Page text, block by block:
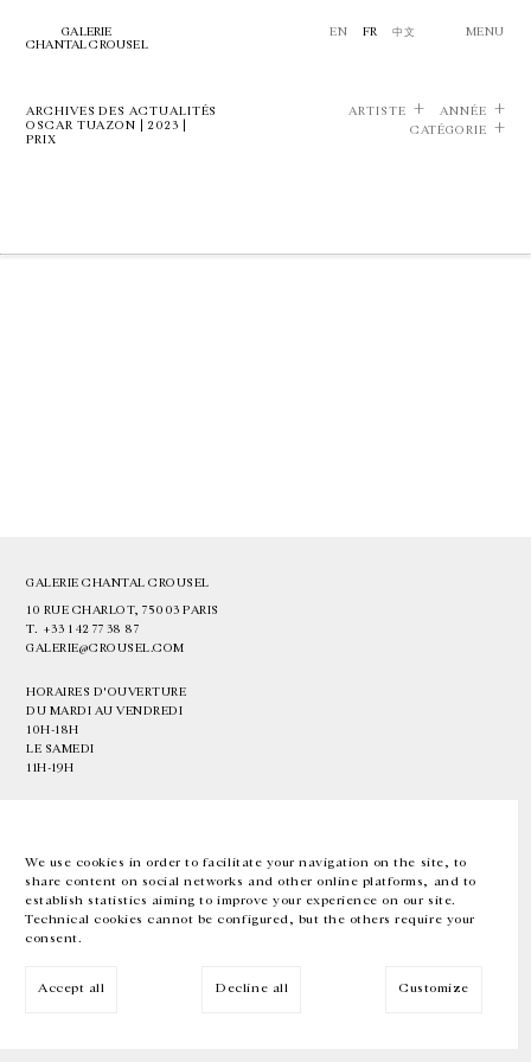
We use cookies in order to facilitate your navigation on the site, to
share content on social networks and other online platforms, and to
establish statistics aiming to improve your experience on our site.
Technical cookies cannot be configured, but the others require your
consent.
Accept all Decline all Customize
GALERIE
CHANTAL CROUSEL
EN FR 中文 MENU
ARCHIVES DES ACTUALITÉS
OSCAR TUAZON | 2023 |
PRIX
ARTISTE
ANNÉE
CATÉGORIE
GALERIE CHANTAL CROUSEL
10 RUE CHARLOT, 75003 PARIS
T. +33 1 42 77 38 87
GALERIE@CROUSEL.COM
HORAIRES D'OUVERTURE
DU MARDI AU VENDREDI
10H-18H
LE SAMEDI
11H-19H
EN FR 中文 Facebook Instagram
Inscrivez-vous à notre newsletter